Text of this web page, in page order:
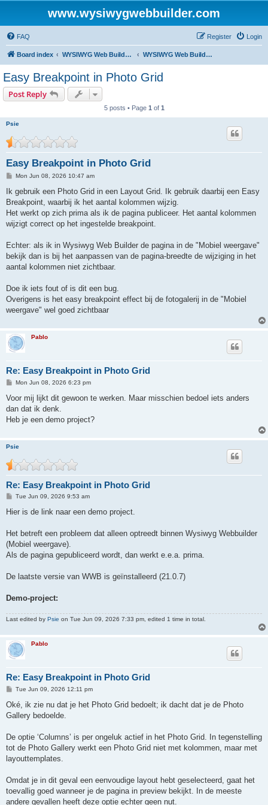
www.wysiwygwebbuilder.com
FAQ Login
Register
Board index WYSIWYG Web Builder - Dutch Support WYSIWYG Web Builder - Nederlandstalige versie
Easy Breakpoint in Photo Grid
Post Reply
5 posts • Page 1 of 1
Psie
Easy Breakpoint in Photo Grid
P
s
Mon Jun 08, 2026 10:47 am
Ik gebruik een Photo Grid in een Layout Grid. Ik gebruik daarbij een Easy
Breakpoint, waarbij ik het aantal kolommen wijzig.
Het werkt op zich prima als ik de pagina publiceer. Het aantal kolommen
wijzigt correct op het ingestelde breakpoint.
Echter: als ik in Wysiwyg Web Builder de pagina in de "Mobiel weergave"
bekijk dan is bij het aanpassen van de pagina-breedte de wijziging in het
aantal kolommen niet zichtbaar.
Doe ik iets fout of is dit een bug.
Overigens is het easy breakpoint effect bij de fotogalerij in de "Mobiel
weergave" wel goed zichtbaar
Pablo
Re: Easy Breakpoint in Photo Grid
P
s
Mon Jun 08, 2026 6:23 pm
Voor mij lijkt dit gewoon te werken. Maar misschien bedoel iets anders
dan dat ik denk.
Heb je een demo project?
Psie
Re: Easy Breakpoint in Photo Grid
P
s
Tue Jun 09, 2026 9:53 am
Hier is de link naar een demo project.
Het betreft een probleem dat alleen optreedt binnen Wysiwyg Webbuilder
(Mobiel weergave).
Als de pagina gepubliceerd wordt, dan werkt e.e.a. prima.
De laatste versie van WWB is geïnstalleerd (21.0.7)
Demo-project:
Last edited by Psie on Tue Jun 09, 2026 7:33 pm, edited 1 time in total.
Pablo
Re: Easy Breakpoint in Photo Grid
P
s
Tue Jun 09, 2026 12:11 pm
Oké, ik zie nu dat je het Photo Grid bedoelt; ik dacht dat je de Photo
Gallery bedoelde.
De optie ‘Columns’ is per ongeluk actief in het Photo Grid. In tegenstelling
tot de Photo Gallery werkt een Photo Grid niet met kolommen, maar met
layouttemplates.
Omdat je in dit geval een eenvoudige layout hebt geselecteerd, gaat het
toevallig goed wanneer je de pagina in preview bekijkt. In de meeste
andere gevallen heeft deze optie echter geen nut.